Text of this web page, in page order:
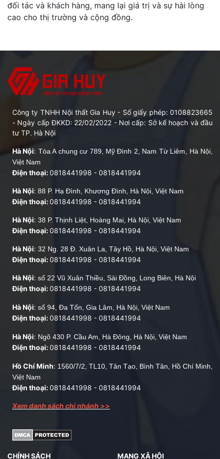
đối tác và khách hàng, mang lại giá trị và sự hài lòng
cao cho thị trường và cộng đồng.
Công ty TNHH Nội thất Gia Huy - Số giấy phép: 0108823665
- Ngày cấp ĐKKD: 22/02/2022 - Nơi cấp: Sở kế hoạch và đầu
tư TP. Hà Nội
Hà Nội: Tòa A chung cư 789, Mỹ Đình 2, Nam Từ Liêm, Hà Nội,
Việt Nam
Điện thoại:0818441998 - 0818441994
Hà Nội: 88 P. Hạ Đình, Khương Đình, Hà Nội, Việt Nam
Điện thoại:0818441998 - 0818441994
Hà Nội: 38 P. Thịnh Liệt, Hoàng Mai, Hà Nội, Việt Nam
Điện thoại:0818441998 - 0818441994
Hà Nội: 32 Ng. 28 Đ. Xuân La, Tây Hồ, Hà Nội, Việt Nam
Điện thoại:0818441998 - 0818441994
Hà Nội: số 22 Vũ Xuân Thiều, Sài Đồng, Long Biên, Hà Nội
Điện thoại:0818441998 - 0818441994
Hà Nội: số 94, Đa Tốn, Gia Lâm, Hà Nội, Việt Nam
Điện thoại:0818441998 - 0818441994
Hà Nội: Ngõ 430 P. Cầu Am, Hà Đông, Hà Nội, Việt Nam
Điện thoại:0818441998 - 0818441994
Hồ Chí Minh: 1560/7/2, TL10, Tân Tạo, Bình Tân, Hồ Chí Minh,
Việt Nam
Điện thoại:0818441998 - 0818441994
Xem danh sách chi nhánh >>
CHÍNH SÁCH MẠNG XÃ HỘI